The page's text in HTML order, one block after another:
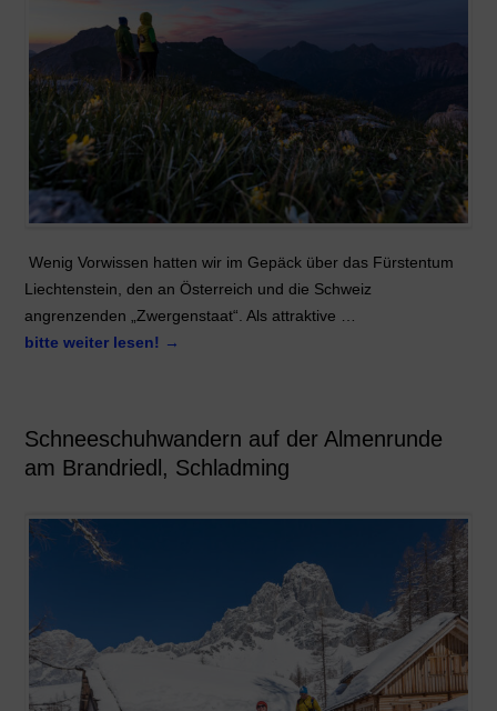
Wenig Vorwissen hatten wir im Gepäck über das Fürstentum
Liechtenstein, den an Österreich und die Schweiz
angrenzenden „Zwergenstaat“. Als attraktive …
bitte weiter lesen! →
Schneeschuhwandern auf der Almenrunde
am Brandriedl, Schladming